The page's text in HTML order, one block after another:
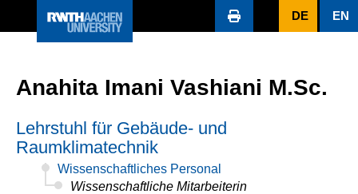
DE EN
Anahita Imani Vashiani M.Sc.
Lehrstuhl für Gebäude- und
Raumklimatechnik
Wissenschaftliches Personal
Wissenschaftliche Mitarbeiterin